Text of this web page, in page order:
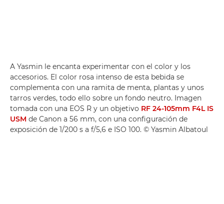
A Yasmin le encanta experimentar con el color y los
accesorios. El color rosa intenso de esta bebida se
complementa con una ramita de menta, plantas y unos
tarros verdes, todo ello sobre un fondo neutro. Imagen
tomada con una EOS R y un objetivo RF 24-105mm F4L IS
USM de Canon a 56 mm, con una configuración de
exposición de 1/200 s a f/5,6 e ISO 100. © Yasmin Albatoul